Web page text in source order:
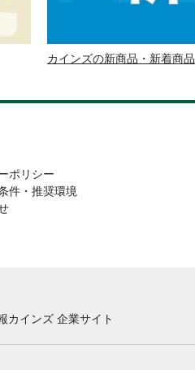
カインズの新商品・新着商品
ポリシー
件・推奨環境
カインズ 企業サイト